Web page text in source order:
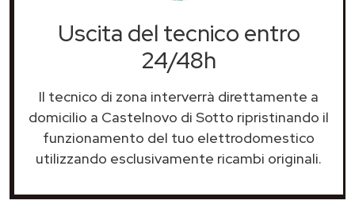
Uscita del tecnico entro
24/48h
Il tecnico di zona interverrà direttamente a
domicilio a Castelnovo di Sotto ripristinando il
funzionamento del tuo elettrodomestico
utilizzando esclusivamente ricambi originali.